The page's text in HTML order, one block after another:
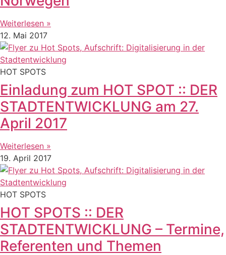
Weiterlesen »
12. Mai 2017
HOT SPOTS
Einladung zum HOT SPOT :: DER
STADTENTWICKLUNG am 27.
April 2017
Weiterlesen »
19. April 2017
HOT SPOTS
HOT SPOTS :: DER
STADTENTWICKLUNG – Termine,
Referenten und Themen